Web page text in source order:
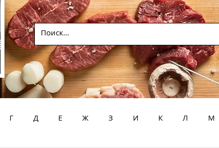
Г Д Е Ж З И К Л М